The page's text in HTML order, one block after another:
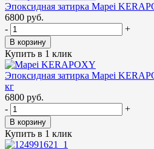
Эпоксидная затирка Mapei
6800 руб.
-
+
В корзину
Купить в 1 клик
Эпоксидная затирка Mapei
кг
6800 руб.
-
+
В корзину
Купить в 1 клик